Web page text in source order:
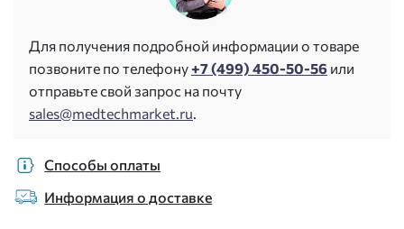
Для получения подробной информации о товаре
позвоните по телефону+7 (499) 450-50-56 или
отправьте свой запрос на почту
sales@medtechmarket.ru
Способы оплаты
Информация о доставке